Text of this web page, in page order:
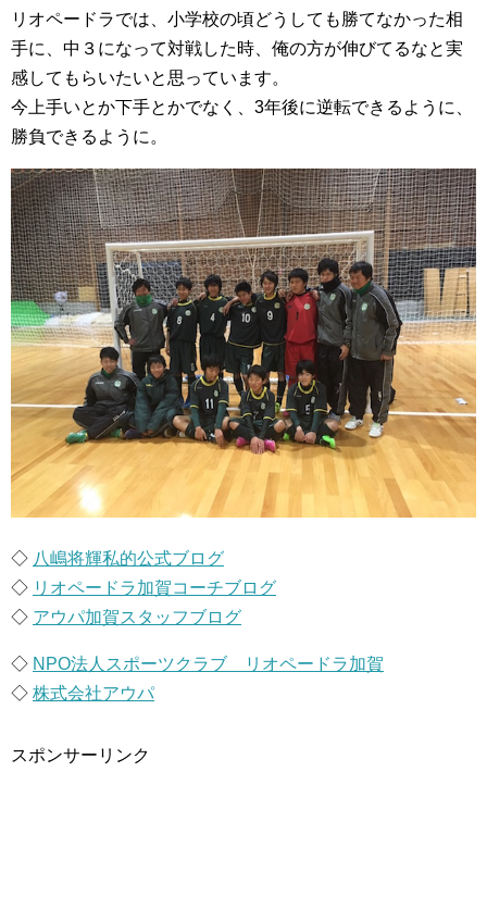
リオペードラでは、小学校の頃どうしても勝てなかった相
手に、中３になって対戦した時、俺の方が伸びてるなと実
感してもらいたいと思っています。
今上手いとか下手とかでなく、3年後に逆転できるように、
勝負できるように。
◇ 八嶋将輝私的公式ブログ
◇ リオペードラ加賀コーチブログ
◇ アウパ加賀スタッフブログ
◇ NPO法人スポーツクラブ リオペードラ加賀
◇ 株式会社アウパ
スポンサーリンク